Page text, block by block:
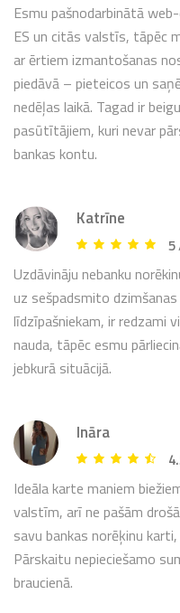
Esmu pašnodarbinātā
ES un citās valstīs, tāpēc
ar ērtiem izmantošanas
piedāvā – pieteicos un
nedēļas laikā. Tagad ir
pasūtītājiem, kuri nevar
bankas kontu.
Katrīne
5
Uzdāvināju nebanku
uz sešpadsmito
līdzīpašniekam, ir redzami
nauda, tāpēc esmu
jebkurā situācijā.
Ināra
Ideāla karte maniem
valstīm, arī ne pašām
savu bankas norēķinu
Pārskaitu nepieciešamo
braucienā.